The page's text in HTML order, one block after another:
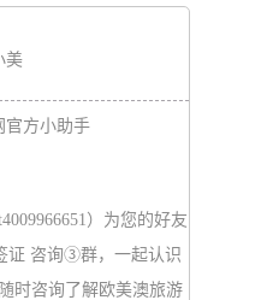
美
官方小助手
）为您的好友
证 咨询③群，一起认识
时咨询了解欧美澳旅游